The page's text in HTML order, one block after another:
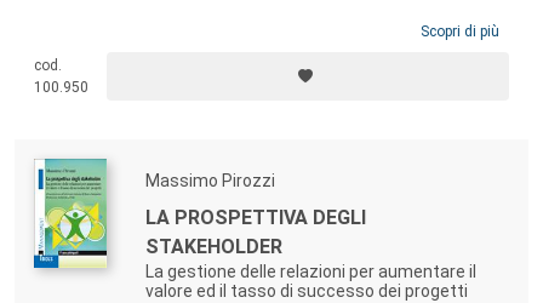
Scopri di più
cod.
100.950
Massimo Pirozzi
LA PROSPETTIVA DEGLI
STAKEHOLDER
La gestione delle relazioni per aumentare il
valore ed il tasso di successo dei progetti